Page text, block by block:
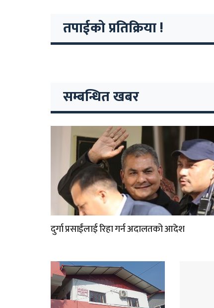
तपाईको प्रतिक्रिया !
सम्बन्धित खबर
दुर्गा प्रसाईंलाई रिहा गर्न अदालतको आदेश